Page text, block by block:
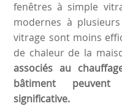
fenêtres à simple
modernes à
vitrage sont moins
de chaleur de la
associés au
bâtiment
significative.